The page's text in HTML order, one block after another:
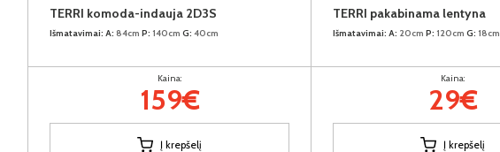
TERRI komoda-indauja 2D3S
Išmatavimai: A: 84cm P: 140cm G: 40cm
Kaina:
159€
Į krepšelį
TERRI pakabinama lentyna
Išmatavimai: A: 20cm P: 120cm G: 18cm
Kaina:
29€
Į krepšelį